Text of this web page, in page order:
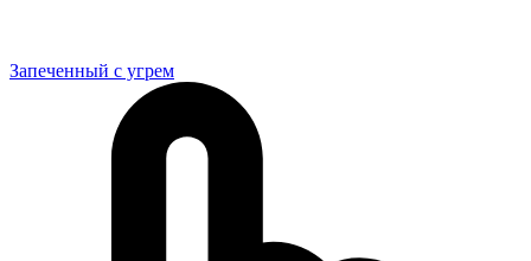
Запеченный с угрем